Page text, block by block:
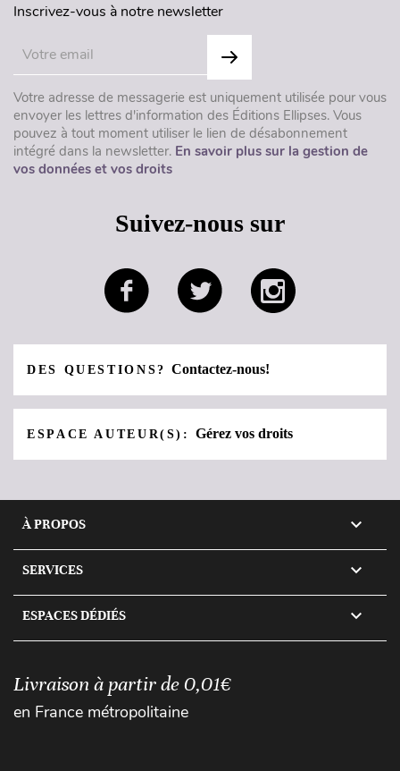
Inscrivez-vous à notre newsletter
Votre adresse de messagerie est uniquement utilisée pour vous
envoyer les lettres d'information des Éditions Ellipses. Vous
pouvez à tout moment utiliser le lien de désabonnement
intégré dans la newsletter. En savoir plus sur la gestion de
vos données et vos droits
Suivez-nous sur
DES QUESTIONS?Contactez-nous!
ESPACE AUTEUR(S):Gérez vos droits
À PROPOS 
SERVICES 
ESPACES DÉDIÉS 
Livraison à partir de 0,01€
en France métropolitaine